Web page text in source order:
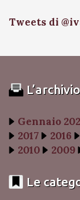
Tweets di
Gennaio
2017
2016
2010
2009
Le